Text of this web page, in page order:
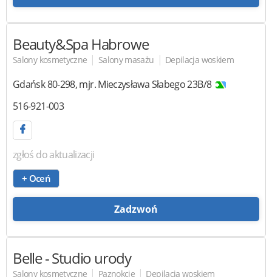
Beauty&Spa Habrowe
Salony kosmetyczne | Salony masażu | Depilacja woskiem
Gdańsk80-298,mjr. Mieczysława Słabego 23B/8
516-921-003
zgłoś do aktualizacji
+ Oceń
Zadzwoń
Belle- Studio urody
Salony kosmetyczne | Paznokcie | Depilacja woskiem